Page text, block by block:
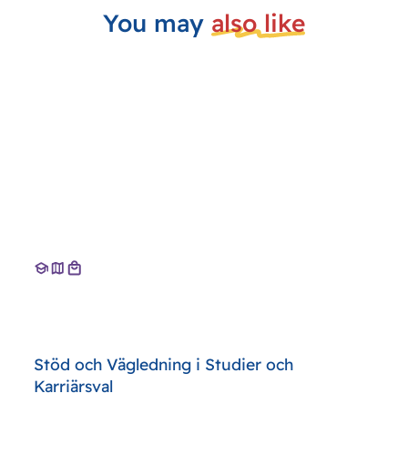
You may also like
Stöd och Vägledning i Studier och
Karriärsval